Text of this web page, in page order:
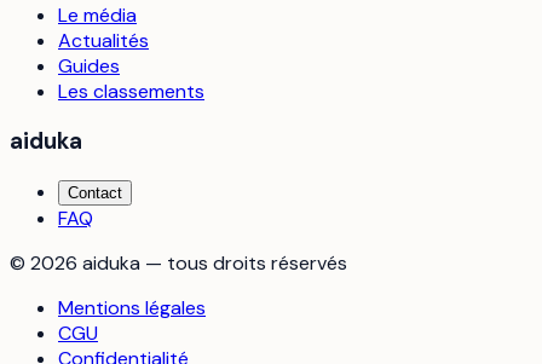
Le média
Actualités
Guides
Les classements
aiduka
Contact
FAQ
© 2026 aiduka — tous droits réservés
Mentions légales
CGU
Confidentialité